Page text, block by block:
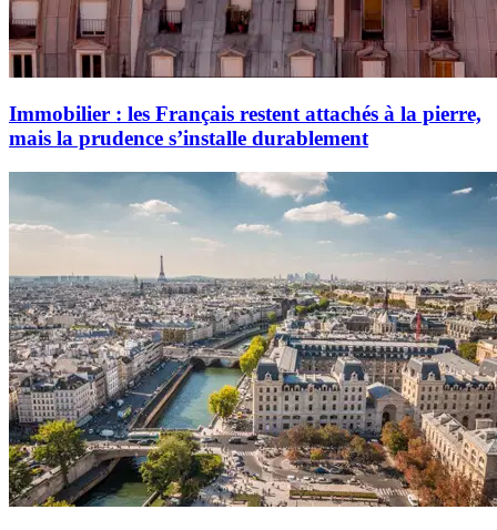
Immobilier : les Français restent attachés à la pierre,
mais la prudence s’installe durablement